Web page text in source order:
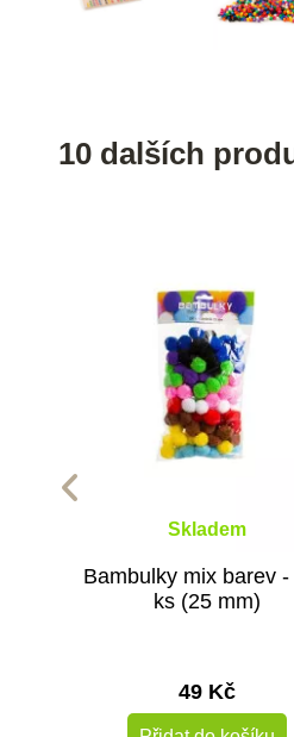
10 dalších
Skladem
Bambulky mix barev -
ks (25 mm)
49 Kč